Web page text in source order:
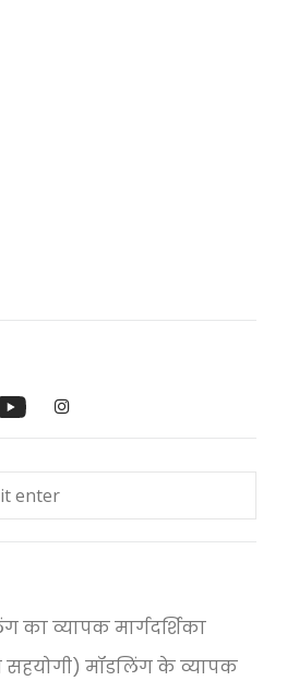
का व्यापक मार्गदर्शिका
सहयोगी) मॉडलिंग के व्यापक